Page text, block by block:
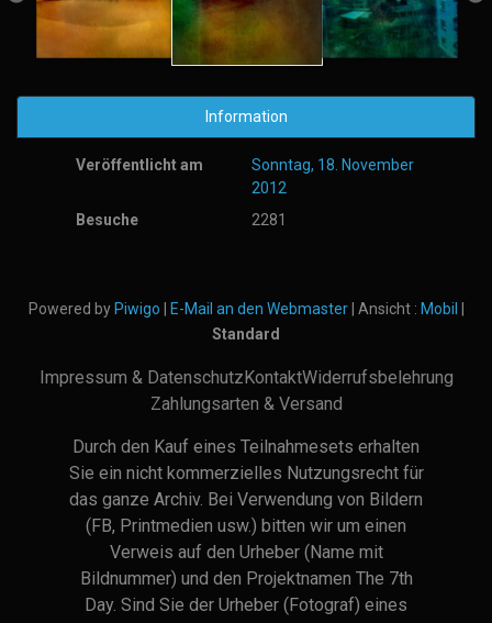
Information
Veröffentlicht am
Sonntag, 18. November
2012
Besuche
2281
Powered by Piwigo E-Mail an den Webmaster| Ansicht : Mobil
Standard
Impressum & Datenschutz KontaktWiderrufsbelehrung
Zahlungsarten & Versand
Durch den Kauf eines Teilnahmesets erhalten
Sie ein nicht kommerzielles Nutzungsrecht für
das ganze Archiv. Bei Verwendung von Bildern
(FB, Printmedien usw.) bitten wir um einen
Verweis auf den Urheber (Name mit
Bildnummer) und den Projektnamen The 7th
Day. Sind Sie der Urheber (Fotograf) eines